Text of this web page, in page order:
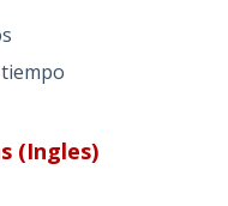
(Ingles)